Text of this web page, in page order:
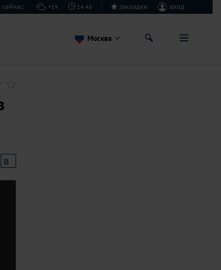
сейчас: +19 14:48 закладки вход
Москва